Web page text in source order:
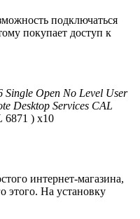
подключаться
покупает доступ к
Single Open No Level User
Desktop Services CAL
6871 ) х10
интернет-магазина,
этого. На установку